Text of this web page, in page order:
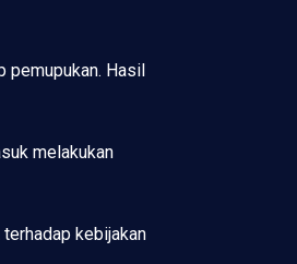
pemupukan. Hasil
melakukan
kebijakan